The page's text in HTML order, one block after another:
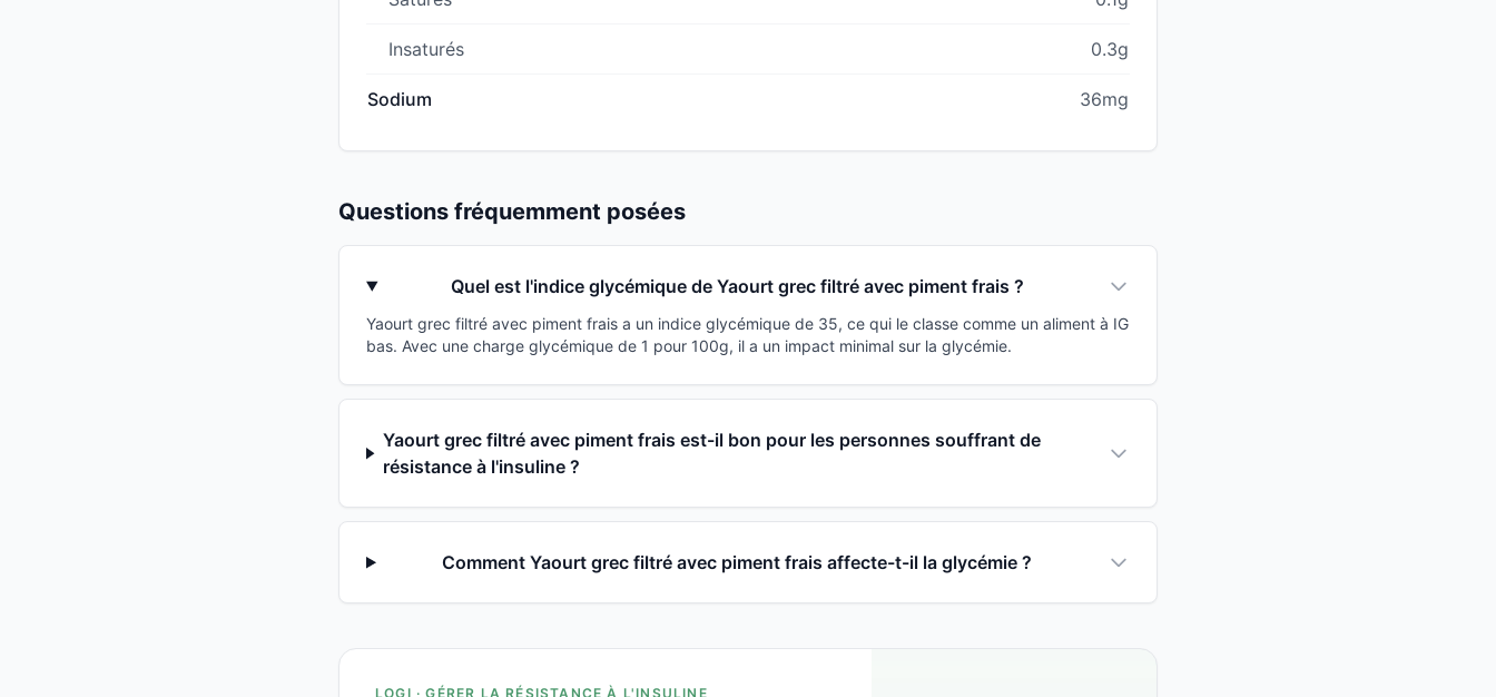
Insaturés 0.3g
Sodium 36mg
Questions fréquemment posées
Quel est l'indice glycémique de Yaourt grec filtré avec piment frais ?
Yaourt grec filtré avec piment frais a un indice glycémique de 35, ce qui le classe comme un aliment à IG
bas. Avec une charge glycémique de 1 pour 100g, il a un impact minimal sur la glycémie.
Yaourt grec filtré avec piment frais est-il bon pour les personnes souffrant de
résistance à l'insuline ?
Comment Yaourt grec filtré avec piment frais affecte-t-il la glycémie ?
LOGI · GÉRER LA RÉSISTANCE À L'INSULINE